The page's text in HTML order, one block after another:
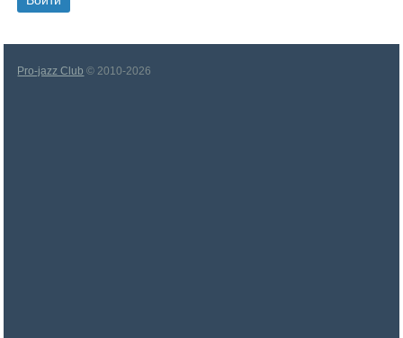
Pro-jazz Club © 2010-2026